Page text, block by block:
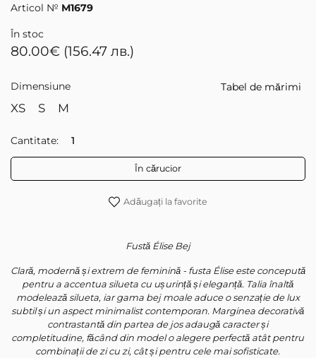
Articol № М1679
În stoc
80.00€ (156.47 лв.)
Tabel de mărimi
Dimensiune
XS S M
Cantitate:
În cărucior
Adăugați la favorite
Fustă Élise Bej
Clară, modernă și extrem de feminină - fusta Élise este concepută
pentru a accentua silueta cu ușurință și eleganță. Talia înaltă
modelează silueta, iar gama bej moale aduce o senzație de lux
subtil și un aspect minimalist contemporan. Marginea decorativă
contrastantă din partea de jos adaugă caracter și
completitudine, făcând din model o alegere perfectă atât pentru
combinații de zi cu zi, cât și pentru cele mai sofisticate.